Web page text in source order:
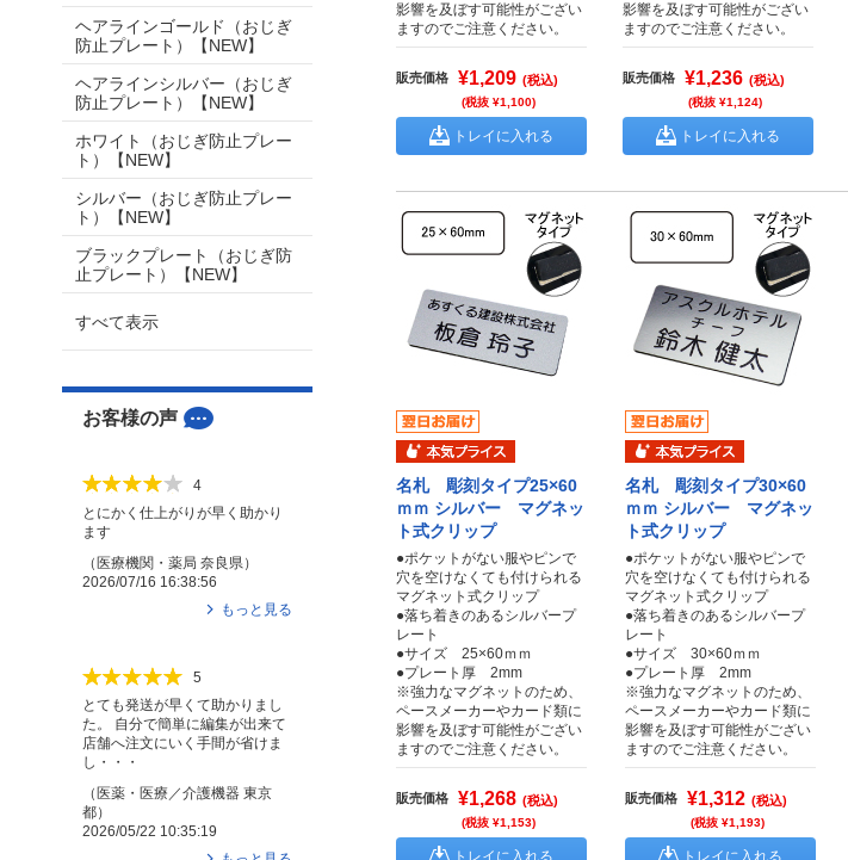
影響を及ぼす可能性がござい
ますのでご注意ください。
販売価格 ¥1,209 (税込)
(税抜 ¥1,100)
トレイに入れる
影響を及ぼす可能性がござい
ますのでご注意ください。
販売価格 ¥1,236 (税込)
(税抜 ¥1,124)
トレイに入れる
名札 彫刻タイプ25×60
ｍｍ シルバー マグネッ
ト式クリップ
●ポケットがない服やピンで
穴を空けなくても付けられる
マグネット式クリップ
●落ち着きのあるシルバープ
レート
●サイズ 25×60ｍｍ
●プレート厚 2mm
※強力なマグネットのため、
ペースメーカーやカード類に
影響を及ぼす可能性がござい
ますのでご注意ください。
販売価格 ¥1,268 (税込)
(税抜 ¥1,153)
トレイに入れる
名札 彫刻タイプ30×60
ｍｍ シルバー マグネッ
ト式クリップ
●ポケットがない服やピンで
穴を空けなくても付けられる
マグネット式クリップ
●落ち着きのあるシルバープ
レート
●サイズ 30×60ｍｍ
●プレート厚 2mm
※強力なマグネットのため、
ペースメーカーやカード類に
影響を及ぼす可能性がござい
ますのでご注意ください。
販売価格 ¥1,312 (税込)
(税抜 ¥1,193)
トレイに入れる
ヘアラインゴールド（おじぎ
防止プレート）【NEW】
ヘアラインシルバー（おじぎ
防止プレート）【NEW】
ホワイト（おじぎ防止プレー
ト）【NEW】
シルバー（おじぎ防止プレー
ト）【NEW】
ブラックプレート（おじぎ防
止プレート）【NEW】
すべて表示
お客様の声
4
とにかく仕上がりが早く助かり
ます
（医療機関・薬局 奈良県 ）
2026/07/16 16:38:56
もっと見る
5
とても発送が早くて助かりまし
た。 自分で簡単に編集が出来て
店舗へ注文にいく手間が省けま
し・・・
（ 医薬・医療／介護機器 東京
都）
2026/05/22 10:35:19